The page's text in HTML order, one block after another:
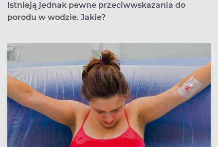
Istnieją jednak pewne przeciwwskazania do
porodu w wodzie. Jakie?